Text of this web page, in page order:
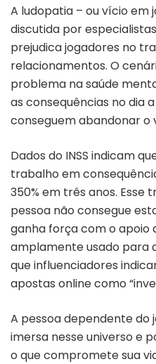
A ludopatia – ou vício em
discutida por
prejudica jogadores no
relacionamentos. O
problema na saúde
as consequências no dia
conseguem abandonar o
Dados do INSS indicam
trabalho em
350% em três anos. Esse
pessoa não consegue
ganha força com o apoio
amplamente usado para
que influenciadores
apostas online como
A pessoa dependente do
imersa nesse universo e
o que compromete sua